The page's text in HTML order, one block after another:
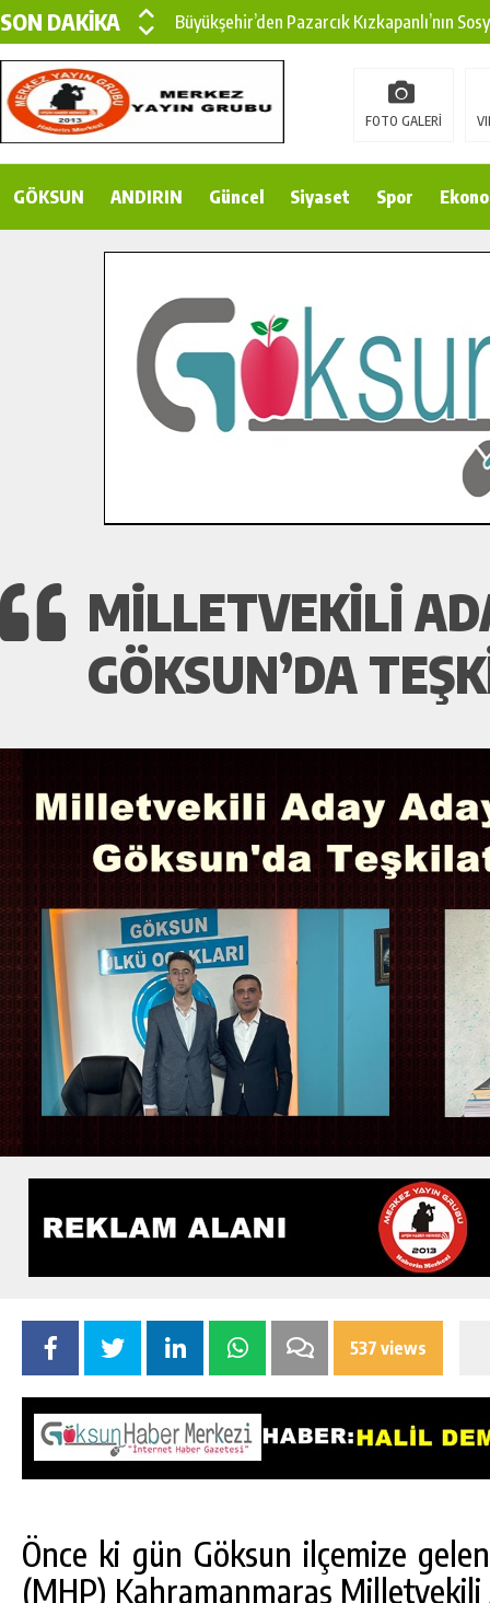
SON DAKİKA
Büyükşehir’den Pazarcık Kızkapanlı’nın
Büyükşehir’den Pazarcık Kırsalına Modern
Çin’den KSÜ’ye Uluslararası Başarı:
Gençler Pusula Maraş Kampında Yeni
İlçe Jandarma Komutanı Karakaya’dan
Bertiz’in Yeni Köprüsünde Sona Doğru.
FOTO GALERİ
GÖKSUN ANDIRIN Güncel Siyaset Spor
MILLETVEKILI
GÖKSUN’DA
537 views
Önce ki gün Göksun ilçemize
(MHP) Kahramanmaraş Milletvekili